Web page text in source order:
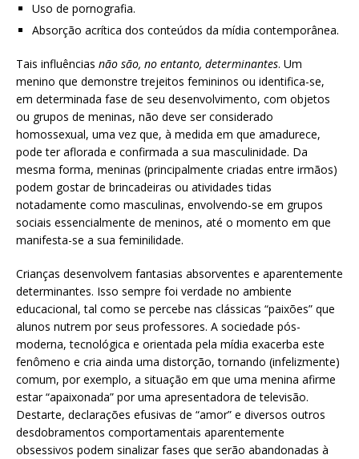
Uso de pornografia.
Absorção acrítica dos conteúdos da mídia contemporânea.
Tais influências não são, no entanto, determinantes. Um
menino que demonstre trejeitos femininos ou identifica-se,
em determinada fase de seu desenvolvimento, com objetos
ou grupos de meninas, não deve ser considerado
homossexual, uma vez que, à medida em que amadurece,
pode ter aflorada e confirmada a sua masculinidade. Da
mesma forma, meninas (principalmente criadas entre irmãos)
podem gostar de brincadeiras ou atividades tidas
notadamente como masculinas, envolvendo-se em grupos
sociais essencialmente de meninos, até o momento em que
manifesta-se a sua feminilidade.
Crianças desenvolvem fantasias absorventes e aparentemente
determinantes. Isso sempre foi verdade no ambiente
educacional, tal como se percebe nas clássicas “paixões” que
alunos nutrem por seus professores. A sociedade pós-
moderna, tecnológica e orientada pela mídia exacerba este
fenômeno e cria ainda uma distorção, tornando (infelizmente)
comum, por exemplo, a situação em que uma menina afirme
estar “apaixonada” por uma apresentadora de televisão.
Destarte, declarações efusivas de “amor” e diversos outros
desdobramentos comportamentais aparentemente
obsessivos podem sinalizar fases que serão abandonadas à